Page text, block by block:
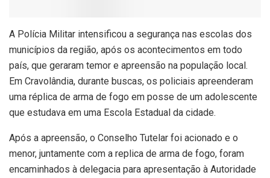
A Polícia Militar intensificou a segurança nas escolas dos
municípios da região, após os acontecimentos em todo
país, que geraram temor e apreensão na população local.
Em Cravolândia, durante buscas, os policiais apreenderam
uma réplica de arma de fogo em posse de um adolescente
que estudava em uma Escola Estadual da cidade.
Após a apreensão, o Conselho Tutelar foi acionado e o
menor, juntamente com a replica de arma de fogo, foram
encaminhados à delegacia para apresentação à Autoridade